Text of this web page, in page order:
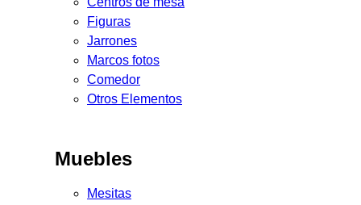
Figuras
Jarrones
Marcos fotos
Comedor
Otros Elementos
Muebles
Mesitas